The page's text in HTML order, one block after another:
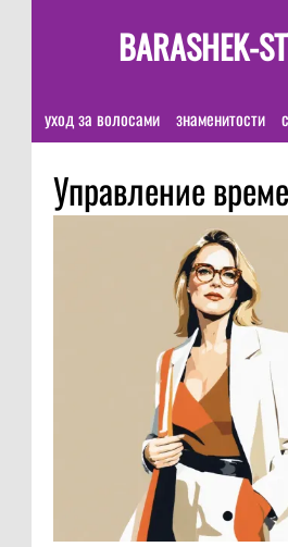
BARASHEK-
уход за волосами знаменитости
Управление